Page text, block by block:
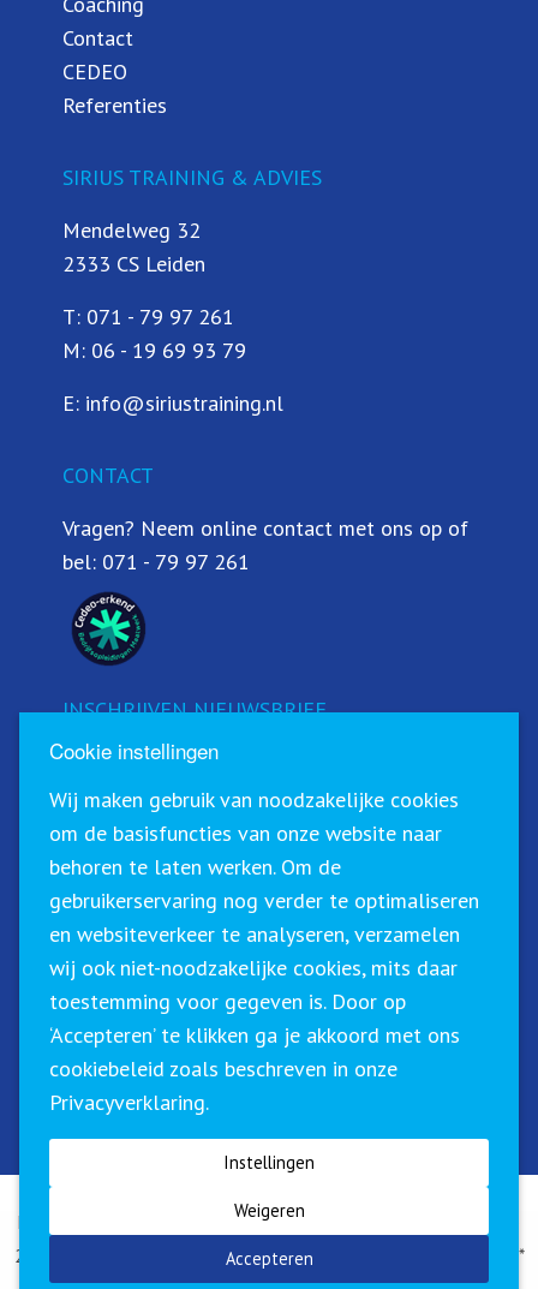
Contact
CEDEO
Referenties
SIRIUS TRAINING & ADVIES
Mendelweg 32
2333 CS Leiden
T: 071 - 79 97 261
M: 06 - 19 69 93 79
E: info@siriustraining.nl
CONTACT
Vragen? Neem online contact met ons op of
bel: 071 - 79 97 261
INSCHRIJVEN NIEUWSBRIEF
Schrijf u in voor onze nieuwsbrief!
Sirius Training & Advies staat geregistreerd in het
CRKBO (Centraal Register Kort Beroepsonderwijs). Dit
betekent dat wij onze trainingen binnen de geldende
richtlijnen btw-vrij (0%) kunnen aanbieden.
Klachtenregeling Algemene voorwaarden
2026 Sirius Training en Advies B.V. | Website by
*
Cookie instellingen
Wij maken gebruik van noodzakelijke cookies
om de basisfuncties van onze website naar
behoren te laten werken. Om de
gebruikerservaring nog verder te optimaliseren
en websiteverkeer te analyseren, verzamelen
wij ook niet-noodzakelijke cookies, mits daar
toestemming voor gegeven is. Door op
‘Accepteren’ te klikken ga je akkoord met ons
cookiebeleid zoals beschreven in onze
Privacyverklaring.
Instellingen
Weigeren
Accepteren